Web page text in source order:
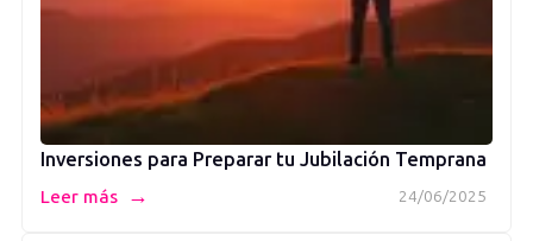
Inversiones para Preparar tu Jubilación Temprana
24/06/2025
Leer más →